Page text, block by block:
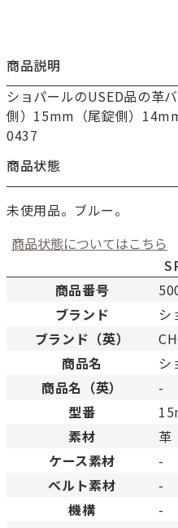
商品説明
ショパールのUSED品の革
側）15mm（尾錠側）
0437
商品状態
未使用品。ブルー。
商品状態についてはこちら
未使
SAラ
Aランク
ABラ
Bランク
BCラン
Cランク
商品番号
ブランド
シ
ブランド（英）
商品名
シ
商品名（英）
-
型番
素材
革
ケース素材
-
ベルト素材
-
機構
-